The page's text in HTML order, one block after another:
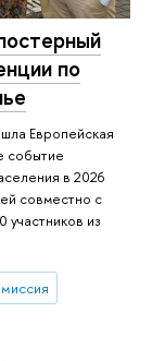
по
Европейская
событие
в 2026
совместно с
из